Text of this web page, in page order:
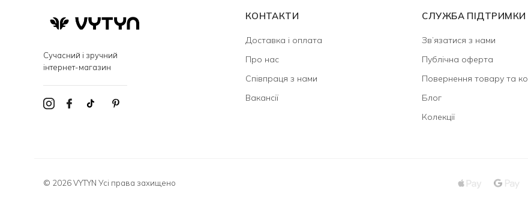
Сучасний і зручний
інтернет-магазин
КОНТАКТИ
Доставка і оплата
Про нас
Співпраця з нами
Вакансії
СЛУЖБА ПІДТРИМКИ
Зв’язатися з нами
Публічна оферта
Повернення товару та
Блог
Колекції
© 2026 VYTYN Усі права захищено